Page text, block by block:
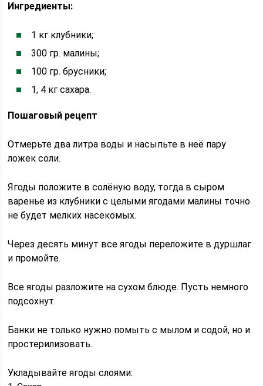
Ингредиенты:
1 кг клубники;
300 гр. малины;
100 гр. брусники;
1, 4 кг сахара.
Пошаговый рецепт
Отмерьте два литра воды и насыпьте в неё пару
ложек соли.
Ягоды положите в солёную воду, тогда в сыром
варенье из клубники с целыми ягодами малины точно
не будет мелких насекомых.
Через десять минут все ягоды переложите в дуршлаг
и промойте.
Все ягоды разложите на сухом блюде. Пусть немного
подсохнут.
Банки не только нужно помыть с мылом и содой, но и
простерилизовать.
Укладывайте ягоды слоями: